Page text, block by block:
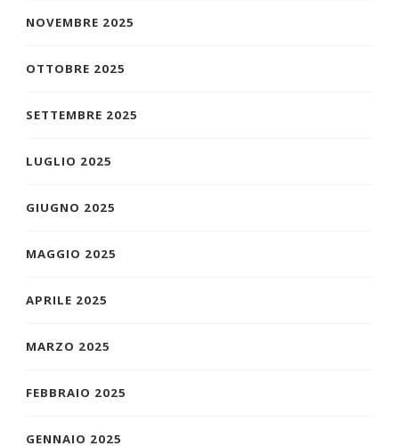
NOVEMBRE 2025
OTTOBRE 2025
SETTEMBRE 2025
LUGLIO 2025
GIUGNO 2025
MAGGIO 2025
APRILE 2025
MARZO 2025
FEBBRAIO 2025
GENNAIO 2025